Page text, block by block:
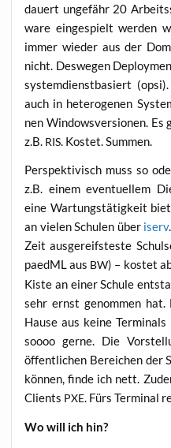
dau­ert unge­fähr 20
ware ein­ge­spielt wer­den
immer wie­der aus der
nicht. Des­we­gen
sys­tem­dienst­ba­siert
auch in hete­ro­ge­nen
nen Win­dows­ver­sio­nen. Es
z.B. RIS. Kos­tet. Summen.
Per­spek­ti­visch muss so
z.B. einem even­tu­el­lem
eine War­tungs­tä­tig­keit
an vie­len Schu­len über iserv
Zeit aus­ge­reifs­tes­te
paedML aus BW) – kos­tet
Kis­te an einer Schu­le
sehr ernst genom­men
Hau­se aus kei­ne
soooo ger­ne. Die
öffent­li­chen Berei­chen der
kön­nen, fin­de ich nett.
Cli­ents PXE. Fürs Ter­mi­nal
Wo will ich hin?